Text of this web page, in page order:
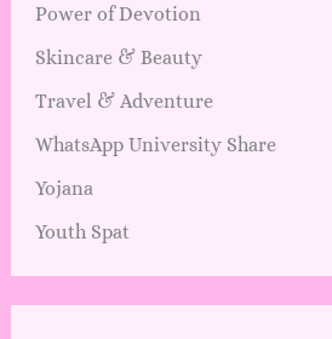
Power of Devotion
Skincare & Beauty
Travel & Adventure
WhatsApp University Share
Yojana
Youth Spat